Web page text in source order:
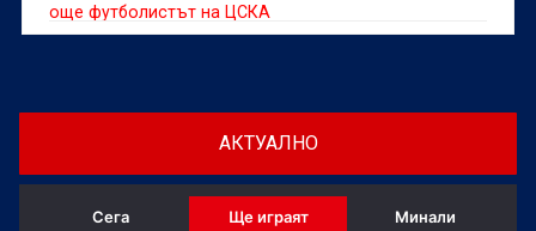
още футболистът на ЦСКА
АКТУАЛНО
Сега Ще играят Минали